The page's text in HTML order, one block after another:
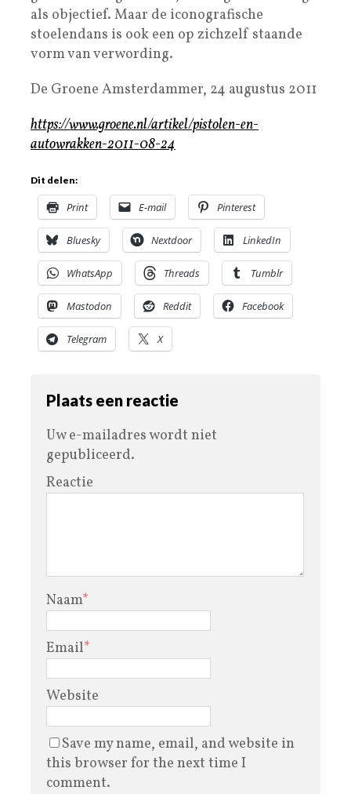
als objectief. Maar de iconografische
stoelendans is ook een op zichzelf staande
vorm van verwording.
De Groene Amsterdammer, 24 augustus 2011
https://www.groene.nl/artikel/pistolen-en-
autowrakken-2011-08-24
Dit delen:
Print E-mail Pinterest
Bluesky Nextdoor LinkedIn
WhatsApp Threads Tumblr
Mastodon Reddit Facebook
Telegram X
Plaats een reactie
Uw e-mailadres wordt niet
gepubliceerd.
Reactie
Naam*
Email*
Website
Save my name, email, and website in
this browser for the next time I
comment.